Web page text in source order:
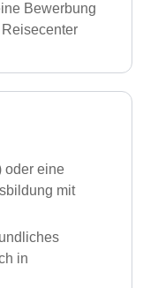
Bewerbung
oder eine
mit
in